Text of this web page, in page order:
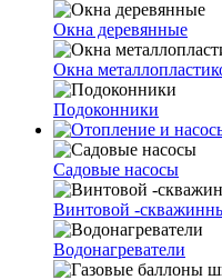
Окна деревянные
Окна
Подоконники
Cадовые насосы
Винтовой -
Водонагреватели